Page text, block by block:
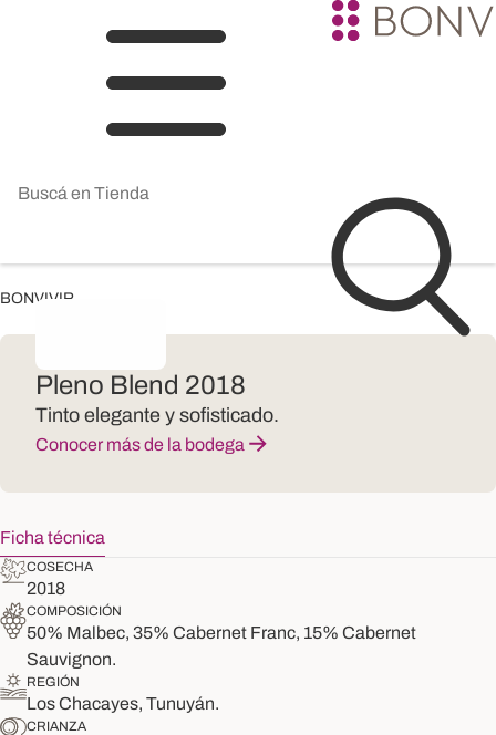
BONVIVIR
Pleno Blend 2018
Tinto elegante y sofisticado.
Conocer más de la bodega
Ficha técnica
COSECHA
2018
COMPOSICIÓN
50% Malbec, 35% Cabernet Franc, 15% Cabernet
Sauvignon.
REGIÓN
Los Chacayes, Tunuyán.
CRIANZA